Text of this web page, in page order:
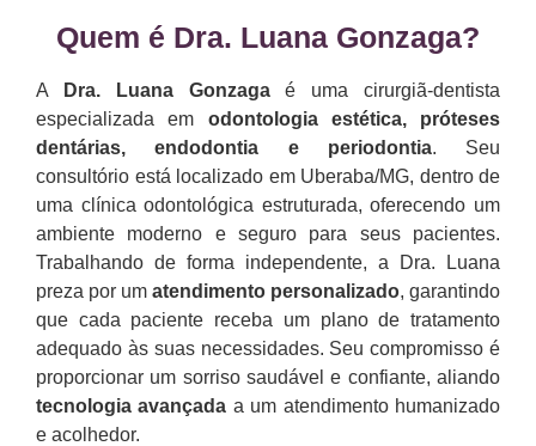
Quem é Dra. Luana Gonzaga?​
A Dra. Luana Gonzagaé uma cirurgiã-dentista
especializada em odontologia estética, próteses
dentárias, endodontia e periodontia. Seu
consultório está localizado em Uberaba/MG, dentro de
uma clínica odontológica estruturada, oferecendo um
ambiente moderno e seguro para seus pacientes.
Trabalhando de forma independente, a Dra. Luana
preza por um atendimento personalizado, garantindo
que cada paciente receba um plano de tratamento
adequado às suas necessidades. Seu compromisso é
proporcionar um sorriso saudável e confiante, aliando
tecnologia avançada a um atendimento humanizado
e acolhedor.